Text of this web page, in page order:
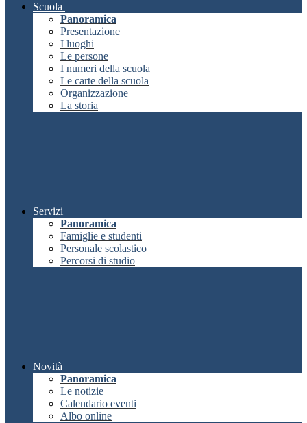
Scuola
Panoramica
Presentazione
I luoghi
Le persone
I numeri della scuola
Le carte della scuola
Organizzazione
La storia
Servizi
Panoramica
Famiglie e studenti
Personale scolastico
Percorsi di studio
Novità
Panoramica
Le notizie
Calendario eventi
Albo online